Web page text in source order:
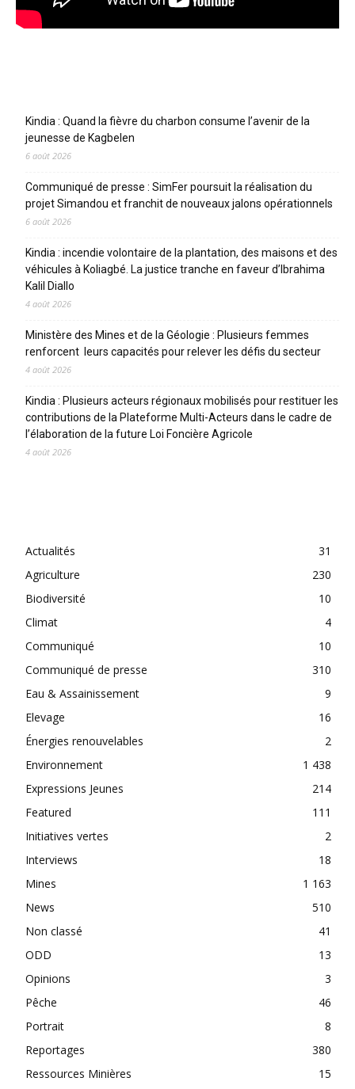
Kindia : Quand la fièvre du charbon consume l’avenir de la
jeunesse de Kagbelen
6 août 2026
Communiqué de presse : SimFer poursuit la réalisation du
projet Simandou et franchit de nouveaux jalons opérationnels
6 août 2026
Kindia : incendie volontaire de la plantation, des maisons et des
véhicules à Koliagbé. La justice tranche en faveur d’Ibrahima
Kalil Diallo
4 août 2026
Ministère des Mines et de la Géologie : Plusieurs femmes
renforcent leurs capacités pour relever les défis du secteur
4 août 2026
Kindia : Plusieurs acteurs régionaux mobilisés pour restituer les
contributions de la Plateforme Multi-Acteurs dans le cadre de
l’élaboration de la future Loi Foncière Agricole
4 août 2026
Actualités
31
Agriculture
230
Biodiversité
10
Climat
4
Communiqué
10
Communiqué de presse
310
Eau & Assainissement
9
Elevage
16
Énergies renouvelables
2
Environnement
1 438
Expressions Jeunes
214
Featured
111
Initiatives vertes
2
Interviews
18
Mines
1 163
News
510
Non classé
41
ODD
13
Opinions
3
Pêche
46
Portrait
8
Reportages
380
Ressources Minières
15